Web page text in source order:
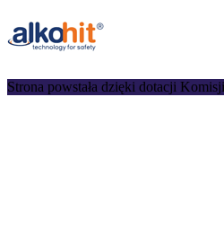
Strona powstała dzięki dotacji